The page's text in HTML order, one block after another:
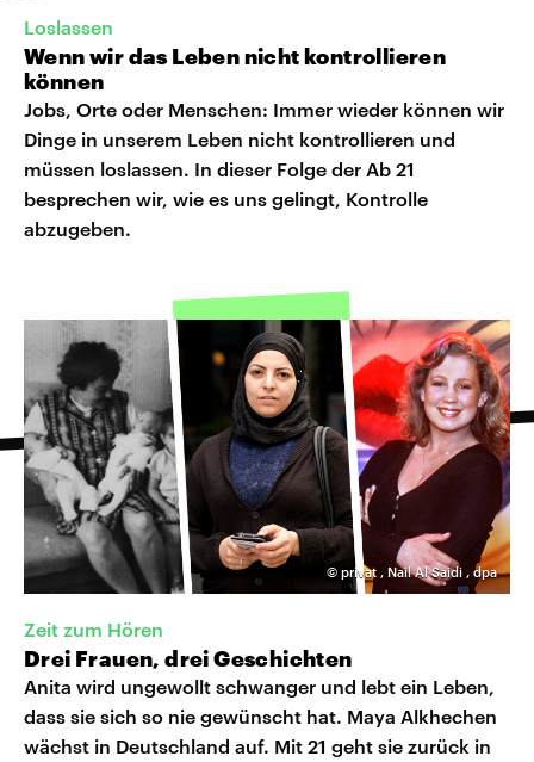
Loslassen
Wenn wir das Leben nicht kontrollieren
können
Jobs, Orte oder Menschen: Immer wieder können wir
Dinge in unserem Leben nicht kontrollieren und
müssen loslassen. In dieser Folge der Ab 21
besprechen wir, wie es uns gelingt, Kontrolle
abzugeben.
© privat , Nail Al Saidi , dpa
Zeit zum Hören
Drei Frauen, drei Geschichten
Anita wird ungewollt schwanger und lebt ein Leben,
dass sie sich so nie gewünscht hat. Maya Alkhechen
wächst in Deutschland auf. Mit 21 geht sie zurück in